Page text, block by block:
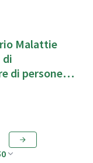
Malattie
di
di persone